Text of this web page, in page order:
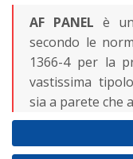
AF PANEL è
secondo le
1366-4 per la
vastissima
sia a parete che